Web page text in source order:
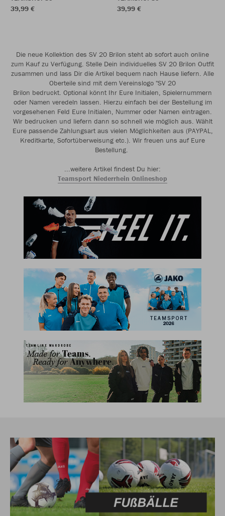
39,99 €
39,99 €
Die neue Kollektion des SV 20 Brilon steht ab sofort auch online
zum Kauf zu Verfügung. Stelle Dein individuelles SV 20 Brilon Outfit
zusammen und lass Dir die Artikel bequem nach Hause liefern. Alle
Oberteile sind mit dem Vereinslogo "SV 20
Brilon bedruckt. Optional könnt Ihr Eure Initialen, Spielernummern
oder Namen veredeln lassen. Hierzu einfach bei der Bestellung im
vorgesehenen Feld Eure Initialen, Nummer oder Namen eintragen.
Wir bedrucken und liefern dann so schnell wie möglich aus. Wählt
Eure passende Zahlungsart aus vielen Möglichkeiten aus (PAYPAL,
Kreditkarte, Sofortüberweisung etc.). Wir freuen uns auf Eure
Bestellung.
...weitere Artikel findest Du hier:
Teamsport Niederrhein Onlineshop